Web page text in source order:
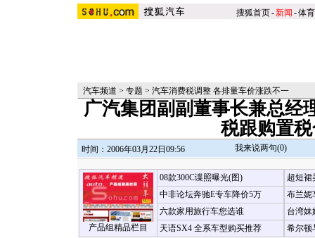
搜狐首页-新闻 -体育
汽车频道 > 专题 > 汽车消费税调整 各排量车价涨跌不一
广汽集团副副董事长兼总经
税跟购置
时间：2006年03月22日09:56 我来说两句(0)
产品组精品栏目
08款300C谍照曝光(图)
中非论坛奔驰E专车降价5万
六款家用旅行车您选谁
天语SX4 全系车型购买推荐
超短裙
布兰妮
台湾妹
希尔顿